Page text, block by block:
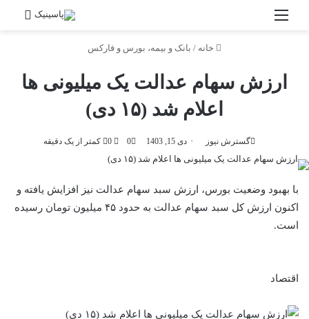
منو
خانه / بانک و بیمه، بورس و فارکس
ارزش سهام عدالت یک میلیونی ها
اعلام شد (۱۵ دی)
گسترش نیوز دی 15, 1403 0 کمتر از یک دقیقه
با بهبود وضعیت بورس، ارزش سبد سهام عدالت نیز افزایش یافته و
اکنون ارزش کل سبد سهام عدالت به حدود ۴۵ میلیون تومان رسیده
است.
اقتصاد